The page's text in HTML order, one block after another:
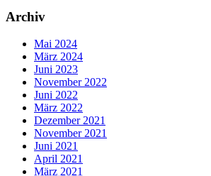
Archiv
Mai 2024
März 2024
Juni 2023
November 2022
Juni 2022
März 2022
Dezember 2021
November 2021
Juni 2021
April 2021
März 2021